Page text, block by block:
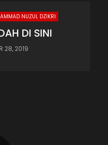
NUZUL DZIKRI
DI SINI
28, 2019